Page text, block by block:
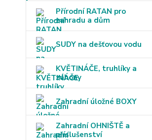
Přírodní RATAN pro
zahradu a dům
SUDY na dešťovou vodu
KVĚTINÁČE, truhlíky a
záhony
Zahradní úložné BOXY
Zahradní OHNIŠTĚ a
příslušenství